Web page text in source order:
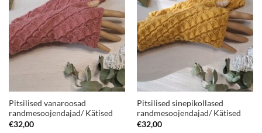
Pitsilised vanaroosad
randmesoojendajad/ Kätised
€32,00
Pitsilised sinepikollased
randmesoojendajad/ Kätised
€32,00